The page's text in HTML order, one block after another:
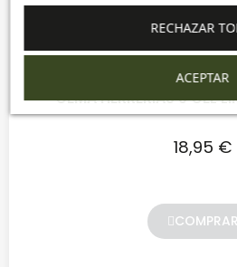
GEMA HERRERIAS 5 GEL
18,95 €
COMPRAR
RECHAZAR
ACEPTAR